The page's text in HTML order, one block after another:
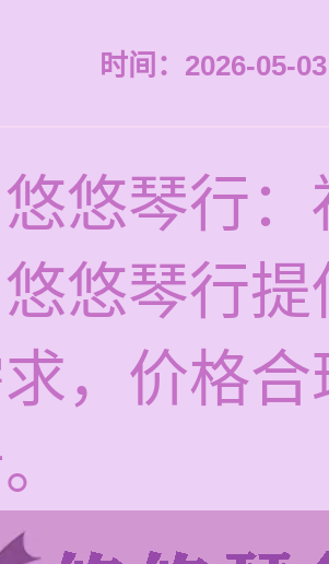
时间：2026-05-
悠琴行
悠琴行
，价格